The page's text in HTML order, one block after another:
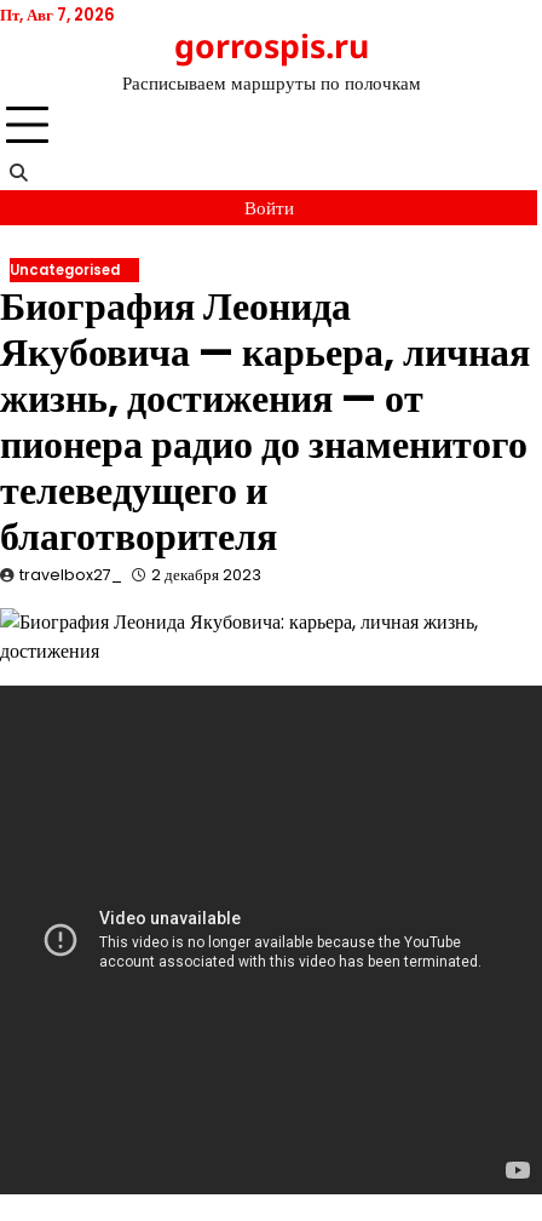
Перейти
Пт, Авг 7, 2026
gorrospis.ru
Расписываем маршруты по полочкам
Войти
Uncategorised
Биография Леонида
Якубовича — карьера, личная
жизнь, достижения — от
пионера радио до знаменитого
телеведущего и
благотворителя
travelbox27_ 2 декабря 2023